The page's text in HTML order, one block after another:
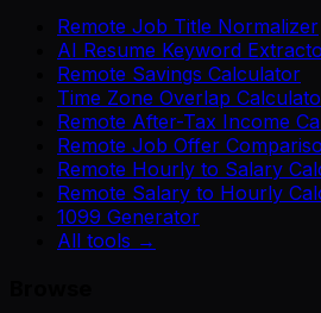
Remote Job Title Normalizer
AI Resume Keyword
Remote Savings Calculator
Time Zone Overlap
Remote After-Tax Income
Remote Job Offer
Remote Hourly to Salary
Remote Salary to Hourly
1099 Generator
All tools →